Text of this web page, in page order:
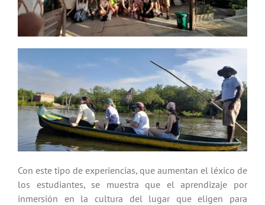
Con este tipo de experiencias, que aumentan el léxico de
los estudiantes, se muestra que el aprendizaje por
inmersión en la cultura del lugar que eligen para